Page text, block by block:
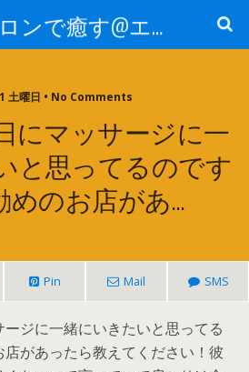
エステサロンで癒す@エステ～全国エステ情報
土曜日 • No Comments
にマッサージに一
と思ってるのです
めのお店があ…
Pin Mail SMS
ジに一緒にいきたいと思ってる
があったら教えてください！彼